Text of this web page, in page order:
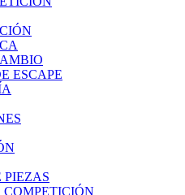
ESCAPE
PIEZAS